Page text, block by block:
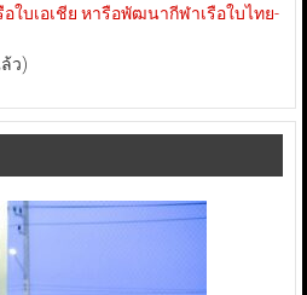
ใบเอเชีย หารือพัฒนากีฬาเรือใบไทย-
ว)